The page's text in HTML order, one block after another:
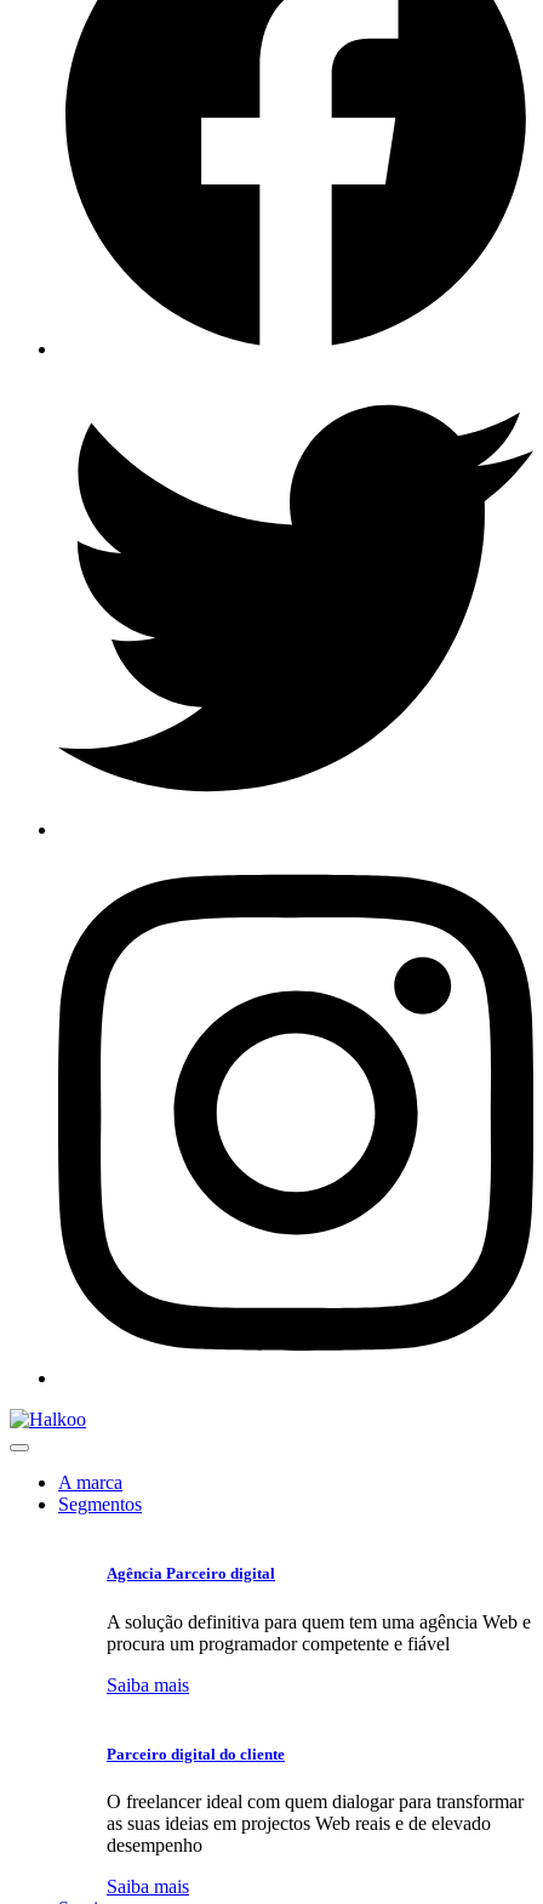
A marca
Segmentos
Agência Parceiro digital
A solução definitiva para quem tem uma agência Web e
procura um programador competente e fiável
Saiba mais
Parceiro digital do cliente
O freelancer ideal com quem dialogar para transformar
as suas ideias em projectos Web reais e de elevado
desempenho
Saiba mais